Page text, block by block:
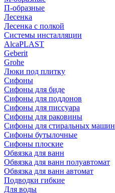
П-образные
Лесенка
Лесенка с полкой
Системы инсталляции
AlcaPLAST
Geberit
Grohe
Люки под плитку
Сифоны
Сифoны для биде
Сифoны для поддонов
Сифoны для писсуара
Сифоны для раковины
Сифоны для стиральных машин
Сифоны бутылочные
Сифоны плоские
Обвязка для ванн
Обвязка для ванн полуавтомат
Обвязка для ванн автомат
Подводки гибкие
Для воды